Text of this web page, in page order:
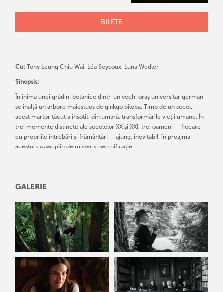
BILETE
Cu: Tony Leung Chiu Wai, Léa Seydoux, Luna Wedler
Sinopsis:
În inima unei grădini botanice dintr-un vechi oraș universitar german
se înalță un arbore maiestuos de ginkgo biloba. Timp de un secol,
acest martor tăcut a însoțit, din umbră, transformările vieții umane. În
trei momente distincte ale secolelor XX și XXI, trei oameni — fiecare
cu propriile întrebări și frământări — ajung, inevitabil, în preajma
acestui copac plin de mister și semnificație.
GALERIE